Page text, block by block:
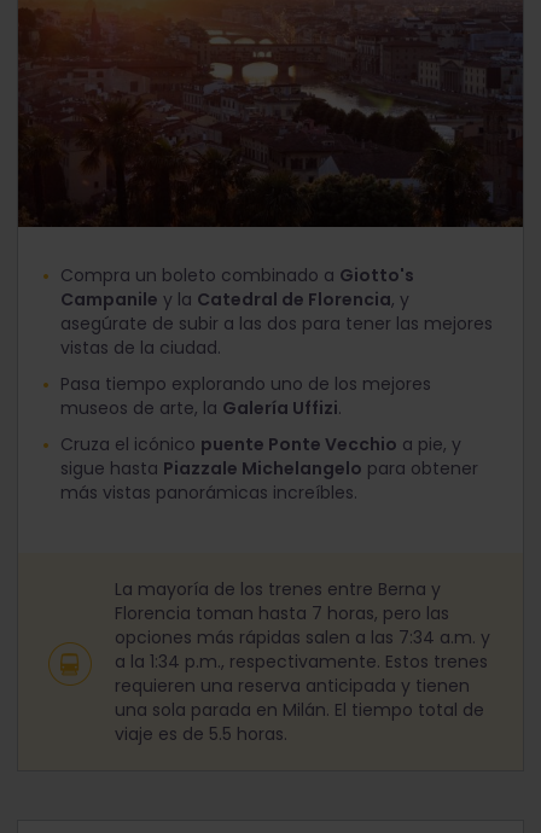
Compra un boleto combinado a Giotto's
Campanile y la Catedral de Florencia, y
asegúrate de subir a las dos para tener las mejores
vistas de la ciudad.
Pasa tiempo explorando uno de los mejores
museos de arte, la Galería Uffizi.
Cruza el icónico puente Ponte Vecchio a pie, y
sigue hasta Piazzale Michelangelo para obtener
más vistas panorámicas increíbles.
La mayoría de los trenes entre Berna y
Florencia toman hasta 7 horas, pero las
opciones más rápidas salen a las 7:34 a.m. y
a la 1:34 p.m., respectivamente. Estos trenes
requieren una reserva anticipada y tienen
una sola parada en Milán. El tiempo total de
viaje es de 5.5 horas.